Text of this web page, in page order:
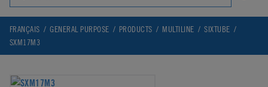
FRANÇAIS GENERAL PURPOSE PRODUCTS MULTILINE
SIXTUBE
SXM17M3